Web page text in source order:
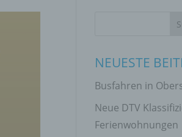
NEUESTE
Busfahren in
Neue DTV
Ferienwohnungen